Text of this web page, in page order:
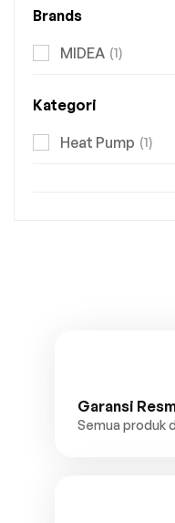
Brands
MIDEA (1)
Kategori
Heat Pump (1)
Garansi
Semua produk